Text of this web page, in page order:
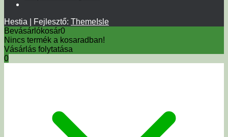
Hestia | Fejlesztő: ThemeIsle
Bevásárlókosár0
Nincs termék a kosaradban!
Vásárlás folytatása
0